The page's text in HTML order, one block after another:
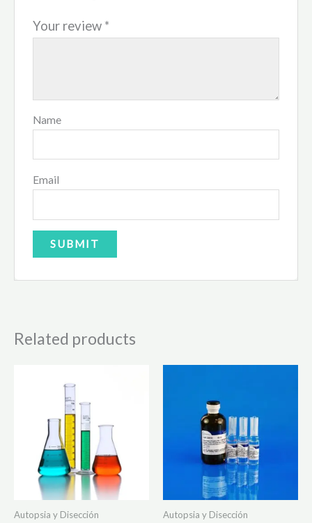
Your review *
Name
Email
Related products
Autopsia y Disección Autopsia y Disección